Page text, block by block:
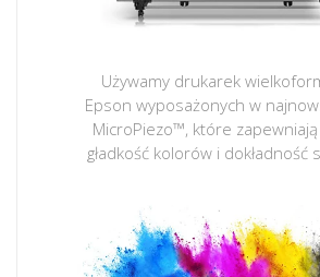
Używamy drukarek
Epson wyposażonych w
MicroPiezo™, które
gładkość kolorów i dokładność